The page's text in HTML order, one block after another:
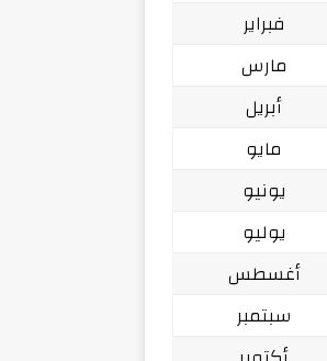
فبراير
مارس
أبريل
مايو
يونيو
يوليو
أغسطس
سبتمبر